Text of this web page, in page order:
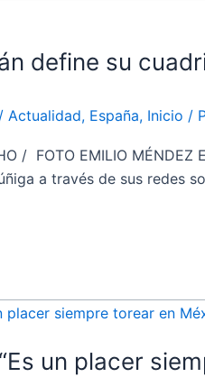
define su
/ Actualidad, España, Inicio /
/ FOTO EMILIO
a través de sus redes
un placer